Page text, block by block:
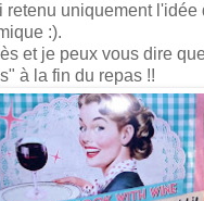
retenu uniquement l'idée
:).
et je peux vous dire
à la fin du repas !!